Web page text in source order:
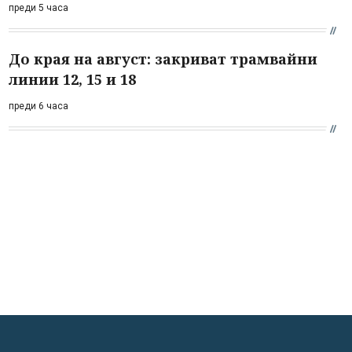
преди 5 часа
До края на август: закриват трамвайни
линии 12, 15 и 18
преди 6 часа